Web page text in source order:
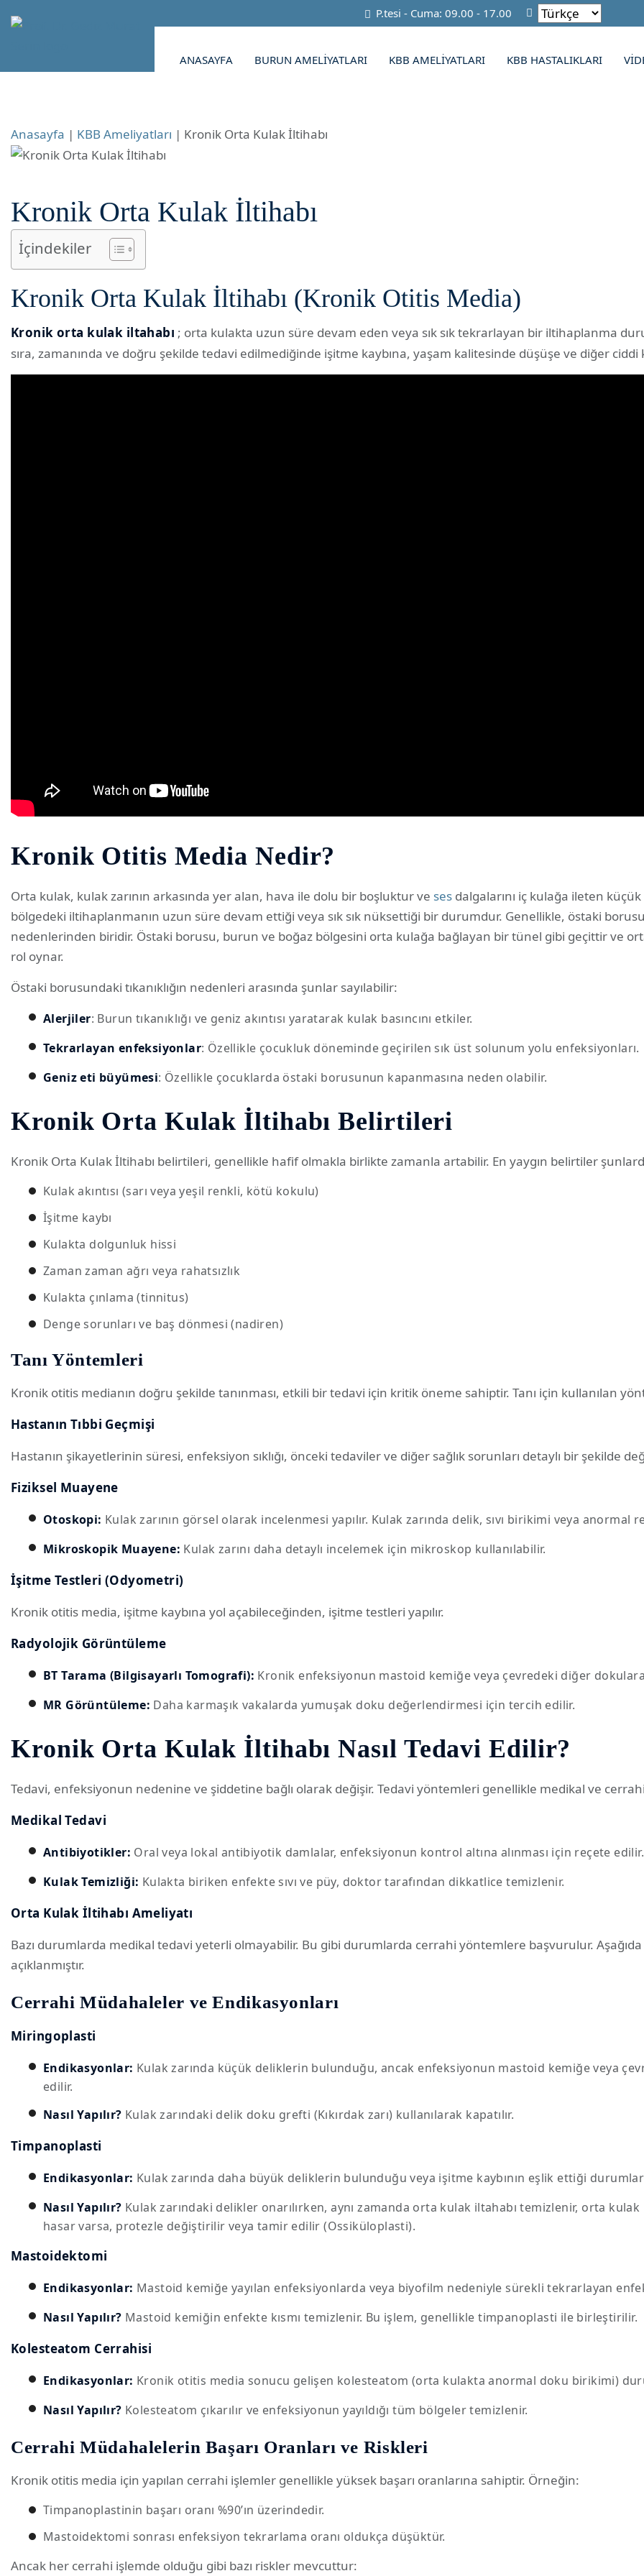
P.tesi - Cuma: 09.00 - 17.00
ANASAYFA BURUN AMELIYATLARI KBB AMELIYATLARI KBB HASTALIKLARI
Anasayfa | KBB Ameliyatları | Kronik Orta Kulak İltihabı
Kronik Orta Kulak İltihabı
İçindekiler
Kronik Orta Kulak İltihabı (Kronik Otitis Media)
Kronik orta kulak iltahabı ; orta kulakta uzun süre devam eden veya sık sık tekrarlayan bir iltihaplanma
sıra, zamanında ve doğru şekilde tedavi edilmediğinde işitme kaybına, yaşam kalitesinde düşüşe ve diğer
Kronik Otitis Media Nedir?
Orta kulak, kulak zarının arkasında yer alan, hava ile dolu bir boşluktur ve ses dalgalarını iç kulağa ileten
bölgedeki iltihaplanmanın uzun süre devam ettiği veya sık sık nüksettiği bir durumdur. Genellikle, östaki
nedenlerinden biridir. Östaki borusu, burun ve boğaz bölgesini orta kulağa bağlayan bir tünel gibi geçittir ve
rol oynar.
Östaki borusundaki tıkanıklığın nedenleri arasında şunlar sayılabilir:
Alerjiler: Burun tıkanıklığı ve geniz akıntısı yaratarak kulak basıncını etkiler.
Tekrarlayan enfeksiyonlar: Özellikle çocukluk döneminde geçirilen sık üst solunum yolu enfeksiyonları.
Geniz eti büyümesi: Özellikle çocuklarda östaki borusunun kapanmasına neden olabilir.
Kronik Orta Kulak İltihabı Belirtileri
Kronik Orta Kulak İltihabı belirtileri, genellikle hafif olmakla birlikte zamanla artabilir. En yaygın belirtiler
Kulak akıntısı (sarı veya yeşil renkli, kötü kokulu)
İşitme kaybı
Kulakta dolgunluk hissi
Zaman zaman ağrı veya rahatsızlık
Kulakta çınlama (tinnitus)
Denge sorunları ve baş dönmesi (nadiren)
Tanı Yöntemleri
Kronik otitis medianın doğru şekilde tanınması, etkili bir tedavi için kritik öneme sahiptir. Tanı için kullanılan
Hastanın Tıbbi Geçmişi
Hastanın şikayetlerinin süresi, enfeksiyon sıklığı, önceki tedaviler ve diğer sağlık sorunları detaylı bir şekilde
Fiziksel Muayene
Otoskopi: Kulak zarının görsel olarak incelenmesi yapılır. Kulak zarında delik, sıvı birikimi veya
Mikroskopik Muayene: Kulak zarını daha detaylı incelemek için mikroskop kullanılabilir.
İşitme Testleri (Odyometri)
Kronik otitis media, işitme kaybına yol açabileceğinden, işitme testleri yapılır.
Radyolojik Görüntüleme
BT Tarama (Bilgisayarlı Tomografi): Kronik enfeksiyonun mastoid kemiğe veya çevredeki diğer dokulara
MR Görüntüleme: Daha karmaşık vakalarda yumuşak doku değerlendirmesi için tercih edilir.
Kronik Orta Kulak İltihabı Nasıl Tedavi Edilir?
Tedavi, enfeksiyonun nedenine ve şiddetine bağlı olarak değişir. Tedavi yöntemleri genellikle medikal ve cerrahi
Medikal Tedavi
Antibiyotikler: Oral veya lokal antibiyotik damlalar, enfeksiyonun kontrol altına alınması için reçete edilir.
Kulak Temizliği: Kulakta biriken enfekte sıvı ve püy, doktor tarafından dikkatlice temizlenir.
Orta Kulak İltihabı Ameliyatı
Bazı durumlarda medikal tedavi yeterli olmayabilir. Bu gibi durumlarda cerrahi yöntemlere başvurulur.
açıklanmıştır.
Cerrahi Müdahaleler ve Endikasyonları
Miringoplasti
Endikasyonlar: Kulak zarında küçük deliklerin bulunduğu, ancak enfeksiyonun mastoid kemiğe veya
edilir.
Nasıl Yapılır? Kulak zarındaki delik doku grefti (Kıkırdak zarı) kullanılarak kapatılır.
Timpanoplasti
Endikasyonlar: Kulak zarında daha büyük deliklerin bulunduğu veya işitme kaybının eşlik ettiği
Nasıl Yapılır? Kulak zarındaki delikler onarılırken, aynı zamanda orta kulak iltahabı temizlenir, orta
hasar varsa, protezle değiştirilir veya tamir edilir (Ossiküloplasti).
Mastoidektomi
Endikasyonlar: Mastoid kemiğe yayılan enfeksiyonlarda veya biyofilm nedeniyle sürekli tekrarlayan
Nasıl Yapılır? Mastoid kemiğin enfekte kısmı temizlenir. Bu işlem, genellikle timpanoplasti ile birleştirilir.
Kolesteatom Cerrahisi
Endikasyonlar: Kronik otitis media sonucu gelişen kolesteatom (orta kulakta anormal doku birikimi)
Nasıl Yapılır? Kolesteatom çıkarılır ve enfeksiyonun yayıldığı tüm bölgeler temizlenir.
Cerrahi Müdahalelerin Başarı Oranları ve Riskleri
Kronik otitis media için yapılan cerrahi işlemler genellikle yüksek başarı oranlarına sahiptir. Örneğin:
Timpanoplastinin başarı oranı %90’ın üzerindedir.
Mastoidektomi sonrası enfeksiyon tekrarlama oranı oldukça düşüktür.
Ancak her cerrahi işlemde olduğu gibi bazı riskler mevcuttur: